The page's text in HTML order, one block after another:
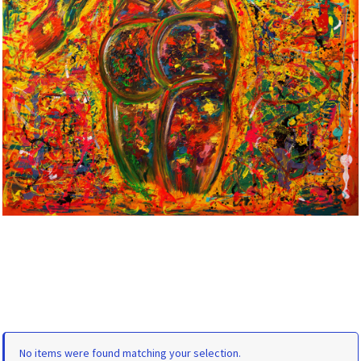
No items were found matching your selection.